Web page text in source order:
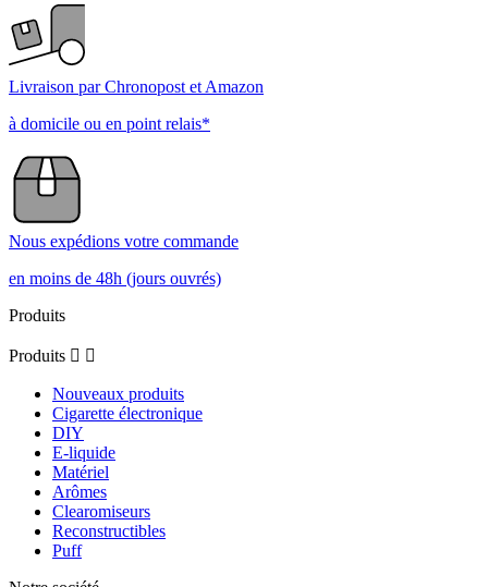
Livraison par Chronopost et Amazon
à domicile ou en point relais*
Nous expédions votre commande
en moins de 48h (jours ouvrés)
Produits
Produits  
Nouveaux produits
Cigarette électronique
DIY
E-liquide
Matériel
Arômes
Clearomiseurs
Reconstructibles
Puff